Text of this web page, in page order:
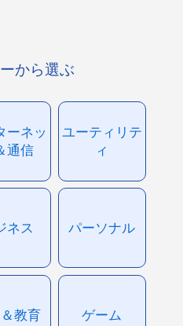
から選ぶ
ーネッ
通信
ユーティリテ
ィ
ネス パーソナル
教育 ゲーム